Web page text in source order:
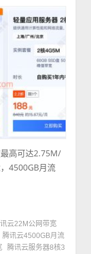
高可达2.75M/
4500GB月流
云22M公网带宽
腾讯云4500GB月流
腾讯云服务器8核3